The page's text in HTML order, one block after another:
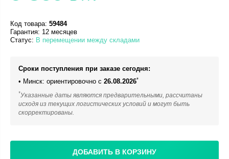
Код товара: 59484
Гарантия: 12 месяцев
Статус: В перемещении между складами
Сроки поступления при заказе сегодня:
• Минск: ориентировочно с 26.08.2026*
*Указанные даты являются предварительными, рассчитаны
исходя из текущих логистических условий и могут быть
скорректированы.
ДОБАВИТЬ В КОРЗИНУ